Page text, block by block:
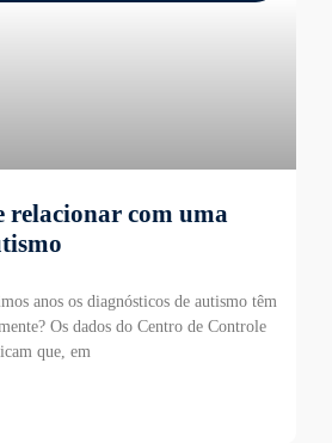
relacionar com uma
anos os diagnósticos de autismo têm
Os dados do Centro de Controle
que, em